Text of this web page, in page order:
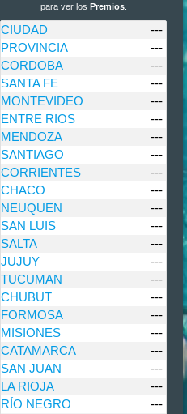
para ver los Premios.
CIUDAD
---
PROVINCIA
---
CORDOBA
---
SANTA FE
---
MONTEVIDEO
---
ENTRE RIOS
---
MENDOZA
---
SANTIAGO
---
CORRIENTES
---
CHACO
---
NEUQUEN
---
SAN LUIS
---
SALTA
---
JUJUY
---
TUCUMAN
---
CHUBUT
---
FORMOSA
---
MISIONES
---
CATAMARCA
---
SAN JUAN
---
LA RIOJA
---
RÍO NEGRO
---